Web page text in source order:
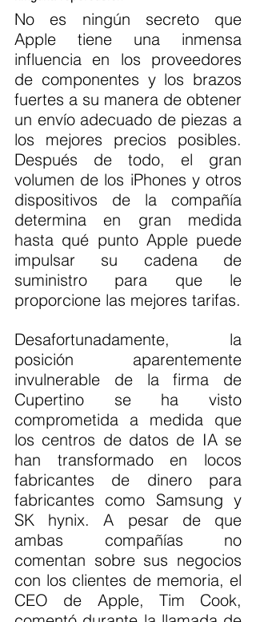
No es ningún secreto que
Apple tiene una inmensa
influencia en los proveedores
de componentes y los brazos
fuertes a su manera de obtener
un envío adecuado de piezas a
los mejores precios posibles.
Después de todo, el gran
volumen de los iPhones y otros
dispositivos de la compañía
determina en gran medida
hasta qué punto Apple puede
impulsar su cadena de
suministro para que le
proporcione las mejores tarifas.
Desafortunadamente, la
posición aparentemente
invulnerable de la firma de
Cupertino se ha visto
comprometida a medida que
los centros de datos de IA se
han transformado en locos
fabricantes de dinero para
fabricantes como Samsung y
SK hynix. A pesar de que
ambas compañías no
comentan sobre sus negocios
con los clientes de memoria, el
CEO de Apple, Tim Cook,